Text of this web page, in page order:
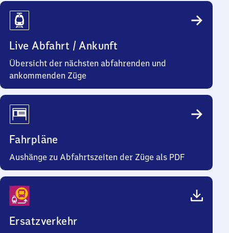
Reiseinfos
Live Abfahrt / Ankunft
Übersicht der nächsten abfahrenden und
ankommenden Züge
Fahrpläne
Aushänge zu Abfahrtszeiten der Züge als PDF
Ersatzverkehr